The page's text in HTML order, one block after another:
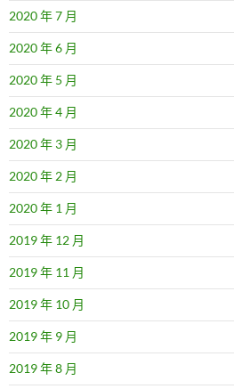
2020 年 7 月
2020 年 6 月
2020 年 5 月
2020 年 4 月
2020 年 3 月
2020 年 2 月
2020 年 1 月
2019 年 12 月
2019 年 11 月
2019 年 10 月
2019 年 9 月
2019 年 8 月